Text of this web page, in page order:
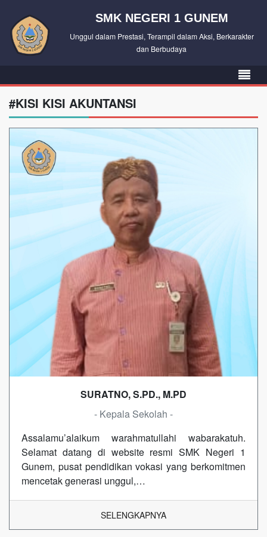
SMK NEGERI 1 GUNEM
Unggul dalam Prestasi, Terampil dalam Aksi, Berkarakter
dan Berbudaya
#KISI KISI AKUNTANSI
SURATNO, S.PD., M.PD
- Kepala Sekolah -
Assalamu’alaikum warahmatullahi wabarakatuh.
Selamat datang di website resmi SMK Negeri 1
Gunem, pusat pendidikan vokasi yang berkomitmen
mencetak generasi unggul,…
SELENGKAPNYA